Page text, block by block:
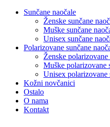
Sunčane naočale
Ženske sunčane
Muške sunčane
Unisex sunčane
Polarizovane sunčane
Ženske polarizovane
Muške polarizovane
Unisex polarizovane
Kožni novčanici
Ostalo
O nama
Kontakt